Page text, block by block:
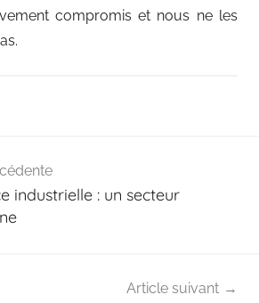
compromis et nous ne les
industrielle : un secteur
Article suivant